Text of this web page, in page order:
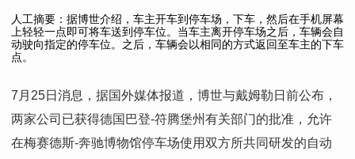
人工摘要：据博世介绍，车主开车到停车场，下车，然后在手机屏幕
上轻轻一点即可将车送到停车位。当车主离开停车场之后，车辆会自
动驶向指定的停车位。之后，车辆会以相同的方式返回至车主的下车
点。
7月25日消息，据国外媒体报道，博世与戴姆勒日前公布，
两家公司已获得德国巴登-符腾堡州有关部门的批准，允许
在梅赛德斯-奔驰博物馆停车场使用双方所共同研发的自动